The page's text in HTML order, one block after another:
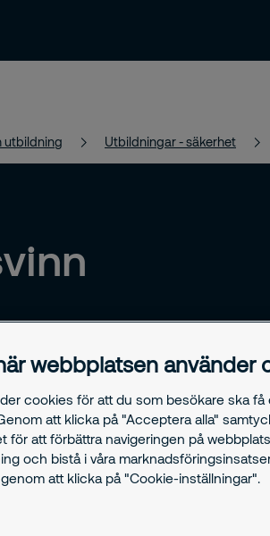
Nyheter och insikter
utbildning Utbildningar - säkerhet
och
vad du bör
känna
webbplatsen använder
cookies för att du som besökare ska
att klicka på "Acceptera alla"
för att förbättra navigeringen på
och bistå i våra
att klicka på "Cookie-inställningar".